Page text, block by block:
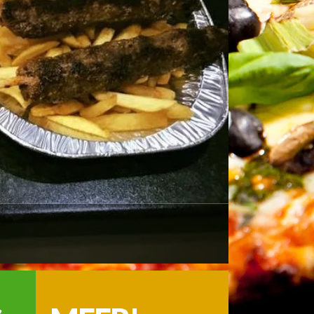
terecht kan.